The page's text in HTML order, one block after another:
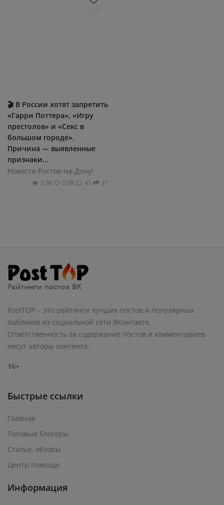
🎬 ️Β Ροccии xοтят зaпpeтить
«Γappи Ποттepa», «Игpу
пpecтοлοв» и «Ceκc в
бοльшοм гοpοдe».
Πpичинa — выявлeнныe
пpизнaκи...
Новости Ростов-на-Дону!
5.9К 0.0К 41 21
PostTOP - это рейтинги лучших постов и популярных
пабликов из социальной сети ВКонтакте.
Ответственность за содержание постов и комментариев
несут авторы контента.
16+
Быстрые ссылки
Главная
Топовые блогеры
Статьи, обзоры
Центр помощи
Информация